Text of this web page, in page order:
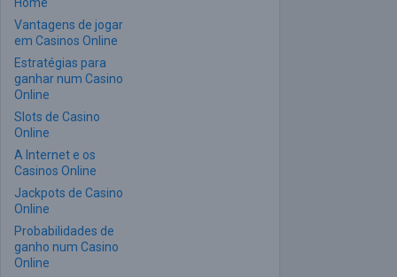
Vantagens de jogar
em Casinos Online
Estratégias para
ganhar num Casino
Online
Slots de Casino
Online
A Internet e os
Casinos Online
Jackpots de Casino
Online
Probabilidades de
ganho num Casino
Online